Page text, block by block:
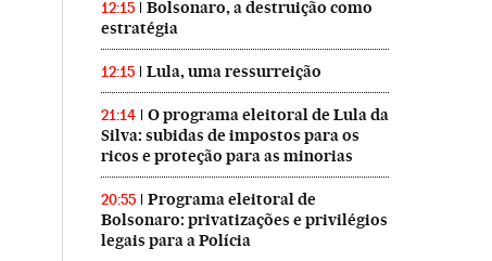
12:15
Bolsonaro, a destruição como
estratégia
12:15 Lula, uma ressurreição
21:14
O programa eleitoral de Lula da
Silva: subidas de impostos para os
ricos e proteção para as minorias
20:55
Programa eleitoral de
Bolsonaro: privatizações e privilégios
legais para a Polícia